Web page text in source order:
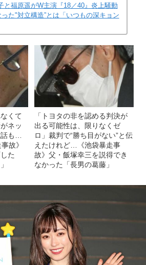
と福原遥がW主演『18／40』炎上騒動
た"対立構造”とは「いつもの深キョン
くて
ネッ
話も…
故》
た
「トヨタの非を認める判決が
出る可能性は、限りなくゼ
ロ」裁判で“勝ち目がない”と伝
えたけれど…《池袋暴走事
故》父・飯塚幸三を説得でき
なかった「長男の葛藤」